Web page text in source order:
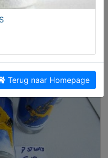
Lion Car 1:50
Terug naar Homepage